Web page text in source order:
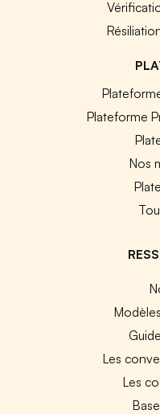
Plateforme
Nos
Les
Les